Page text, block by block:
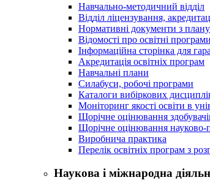
Навчально-методичний відділ
Відділ ліцензування,
Нормативні документи з
Відомості про освітні
Інформаційна сторінка для
Акредитація освітніх програм
Навчальні плани
Силабуси, робочі програми
Каталоги вибіркових
Моніторинг якості освіти в
Щорічне оцінювання
Щорічне оцінювання науково-
Виробнича практика
Перелік освітніх програм з
Наукова і міжнародна